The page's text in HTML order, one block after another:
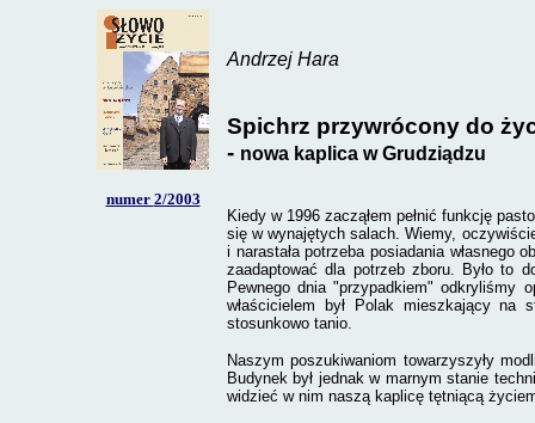
numer 2/2003
Andrzej Hara
Spichrz przywrócony do
- nowa kaplica w Grudziądzu
Kiedy w 1996 zacząłem pełnić funkcję
się w wynajętych salach. Wiemy,
i narastała potrzeba posiadania własnego
zaadaptować dla potrzeb zboru. Było to
Pewnego dnia "przypadkiem" odkryliśmy
właścicielem był Polak mieszkający na
stosunkowo tanio.
Naszym poszukiwaniom towarzyszyły
Budynek był jednak w marnym stanie
widzieć w nim naszą kaplicę tętniącą